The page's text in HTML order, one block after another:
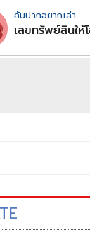
คันปากอยากเล่า
เลขทรัพย์สินให้